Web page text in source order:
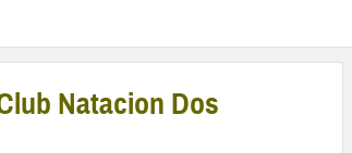
Natacion Dos